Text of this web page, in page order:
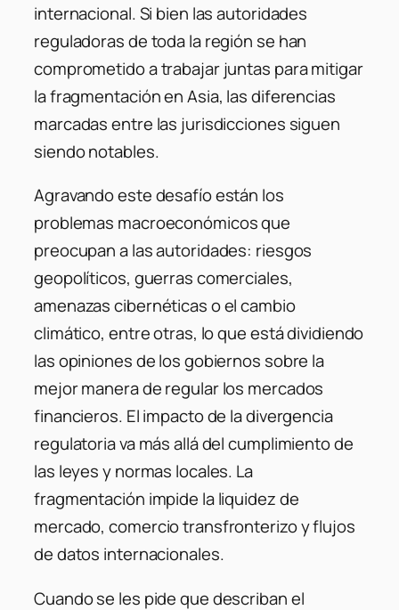
internacional. Si bien las autoridades
reguladoras de toda la región se han
comprometido a trabajar juntas para mitigar
la fragmentación en Asia, las diferencias
marcadas entre las jurisdicciones siguen
siendo notables.
Agravando este desafío están los
problemas macroeconómicos que
preocupan a las autoridades: riesgos
geopolíticos, guerras comerciales,
amenazas cibernéticas o el cambio
climático, entre otras, lo que está dividiendo
las opiniones de los gobiernos sobre la
mejor manera de regular los mercados
financieros. El impacto de la divergencia
regulatoria va más allá del cumplimiento de
las leyes y normas locales. La
fragmentación impide la liquidez de
mercado, comercio transfronterizo y flujos
de datos internacionales.
Cuando se les pide que describan el